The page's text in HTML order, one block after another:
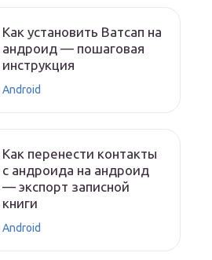
Как установить Ватсап на
андроид — пошаговая
инструкция
Android
Как перенести контакты
с андроида на андроид
— экспорт записной
книги
Android